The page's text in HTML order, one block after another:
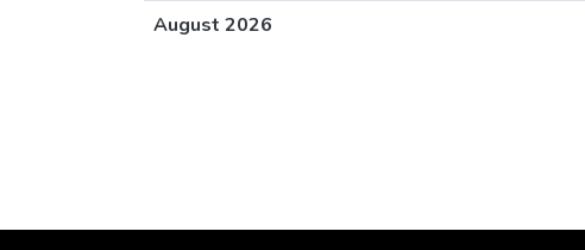
August 2026